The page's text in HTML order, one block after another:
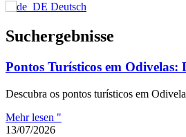
Deutsch
Suchergebnisse
Pontos Turísticos em Odivelas:
Descubra os pontos turísticos em
Mehr lesen "
13/07/2026